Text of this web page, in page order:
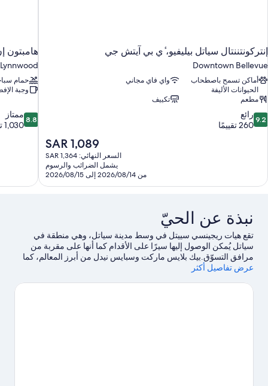
إنتركونتننتال سياتل بيليفيو، ٔي بي آيتش جي
Downtown Bellevue
أماكن تسمح باصطحاب
الحيوانات الأليفة
واي فاي مجاني
مطعم
تكييف
9.2
من
9.2 رائع
260 تقييمًا
السعر
الحالي
هو
SAR
1,089
SAR 1,089
السعر النهائي: SAR 1,364
يشمل الضرائب والرسوم
من 2026/08/14 إلى 2026/08/15
هامبتون
Lynnwood
حمام
وجبة
8.8
من
8.8 ممتاز
1,030 تقييمًا
نبذة عن الحيّ
تقع هيات ريجينسي سييتل في وسط مدينة سياتل، وهي منطقة في
سياتل يُمكن الوصول إليها سيرًا على الأقدام كما أنها على مقربة من
مرافق التسوّق.بيك بلايس ماركت وسبايس نيدل من أبرز المعالم، كما
يُمكن الاستمتاع ببعض الأنشطة في المنطقة من خلال محطة بيل ستريت
بحضور حدث أو مباراة؟ احظ بمشاهدة ما يُحدث في سياتل سنتر أو حلبة
عرض تفاصيل أكثر